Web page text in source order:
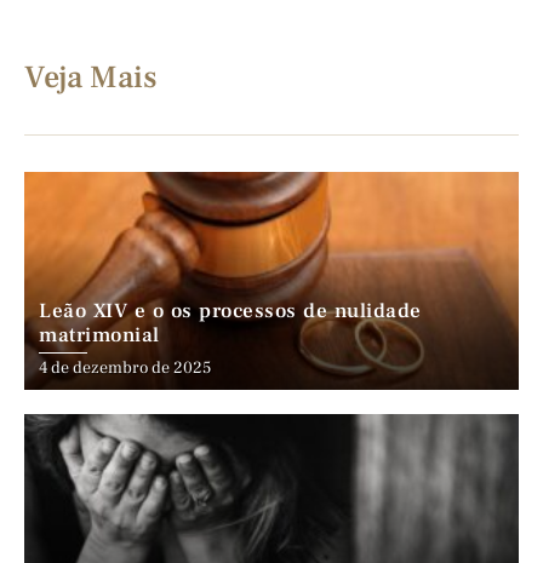
Veja Mais
Leão XIV e o os processos de nulidade
matrimonial
4 de dezembro de 2025